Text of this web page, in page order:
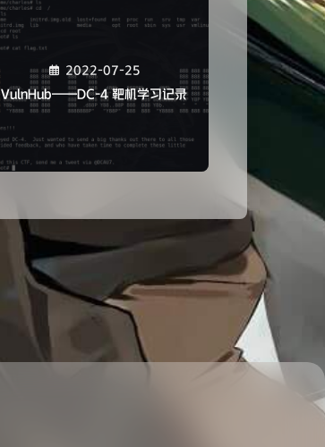
2022-07-25
VulnHub——DC-4 靶机学习记录